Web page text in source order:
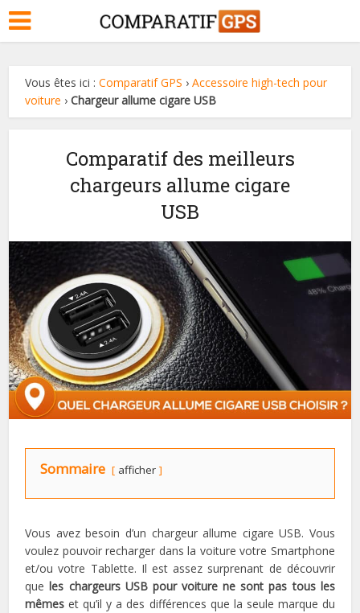
Vous êtes ici :Comparatif GPS ›Accessoire high-tech pour
voiture ›Chargeur allume cigare USB
Comparatif des meilleurs
chargeurs allume cigare
USB
Sommaire afficher
Vous avez besoin d’un chargeur allume cigare USB. Vous
voulez pouvoir recharger dans la voiture votre Smartphone
et/ou votre Tablette. Il est assez surprenant de découvrir
que les chargeurs USB pour voiture ne sont pas tous les
mêmes et qu’il y a des différences que la seule marque du